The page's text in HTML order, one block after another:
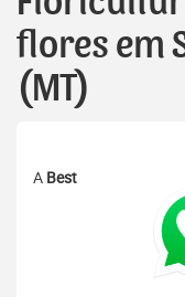
flores em
(MT)
A Best